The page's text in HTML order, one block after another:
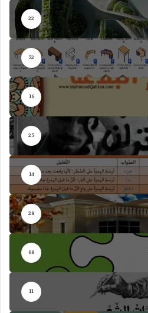
22
52
16
25
14
28
68
11